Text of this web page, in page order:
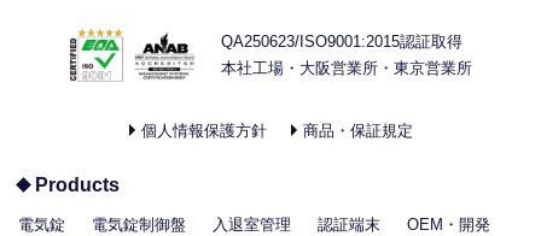
QA250623/ISO9001:2015認証取得
本社工場・大阪営業所・東京営業所
個人情報保護方針 商品・保証規定
Products
電気錠 電気錠制御盤 入退室管理 認証端末
OEM・開発